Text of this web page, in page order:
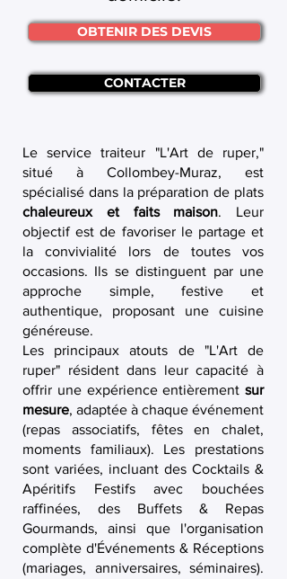
OBTENIR DES DEVIS
CONTACTER
Le service traiteur "L'Art de ruper,"
situé à Collombey-Muraz, est
spécialisé dans la préparation de plats
chaleureux et faits maison. Leur
objectif est de favoriser le partage et
la convivialité lors de toutes vos
occasions. Ils se distinguent par une
approche simple, festive et
authentique, proposant une cuisine
généreuse.
Les principaux atouts de "L'Art de
ruper" résident dans leur capacité à
offrir une expérience entièrement sur
mesure, adaptée à chaque événement
(repas associatifs, fêtes en chalet,
moments familiaux). Les prestations
sont variées, incluant des Cocktails &
Apéritifs Festifs avec bouchées
raffinées, des Buffets & Repas
Gourmands, ainsi que l'organisation
complète d'Événements & Réceptions
(mariages, anniversaires, séminaires).